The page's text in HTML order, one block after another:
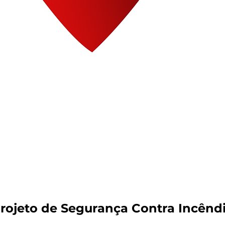
de Segurança Contra